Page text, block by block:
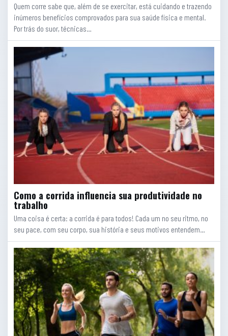
Quem corre sabe que, além de se exercitar, está cuidando e trazendo
inúmeros benefícios comprovados para sua saúde física e mental.
Por trás do suor, técnicas…
Como a corrida influencia sua produtividade no
trabalho
Uma coisa é certa: a corrida é para todos! Cada um no seu ritmo, no
seu pace, com seu corpo, sua história e seus motivos entendem…